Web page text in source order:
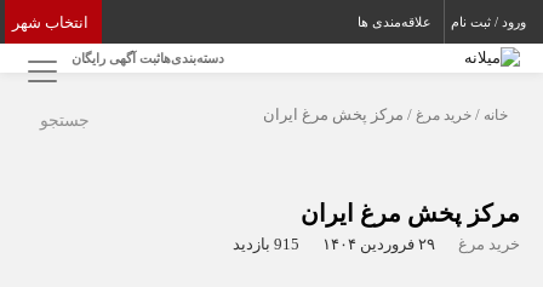
انتخاب شهر ورود / ثبت نام علاقه‌مندی ها
دسته‌بندی‌هاثبت آگهی رایگان
جستجو خانه /خرید مرغ / مرکز پخش مرغ ایران
مرکز پخش مرغ ایران
خرید مرغ ۲۹ فروردین ۱۴۰۴ 915 بازدید